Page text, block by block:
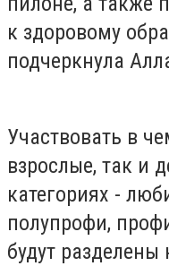
к здоровому
подчеркнула
Участвовать в
взрослые, так и
категориях -
полупрофи,
будут разделены